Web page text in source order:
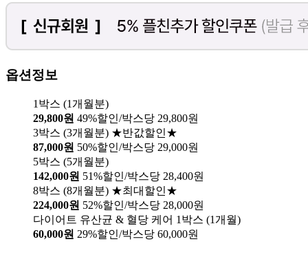
옵션정보
1박스 (1개월분)
29,800원 49%할인/박스당 29,800원
3박스 (3개월분) ★반값할인★
87,000원 50%할인/박스당 29,000원
5박스 (5개월분)
142,000원 51%할인/박스당 28,400원
8박스 (8개월분) ★최대할인★
224,000원 52%할인/박스당 28,000원
다이어트 유산균 & 혈당 케어 1박스 (1개월)
60,000원 29%할인/박스당 60,000원